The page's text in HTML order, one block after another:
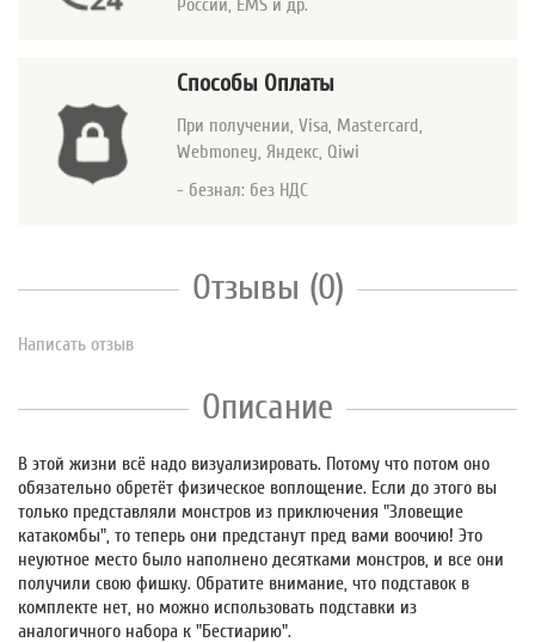
России, EMS и др.
Способы Оплаты
При получении, Visa, Mastercard,
Webmoney, Яндекс, Qiwi
- безнал: без НДС
Отзывы (0)
Написать отзыв
Описание
В этой жизни всё надо визуализировать. Потому что потом оно
обязательно обретёт физическое воплощение. Если до этого вы
только представляли монстров из приключения "Зловещие
катакомбы", то теперь они предстанут пред вами воочию! Это
неуютное место было наполнено десятками монстров, и все они
получили свою фишку. Обратите внимание, что подставок в
комплекте нет, но можно использовать подставки из
аналогичного набора к "Бестиарию".